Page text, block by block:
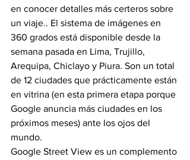
en conocer detalles más certeros sobre
un viaje.. El sistema de imágenes en
360 grados está disponible desde la
semana pasada en Lima, Trujillo,
Arequipa, Chiclayo y Piura. Son un total
de 12 ciudades que prácticamente están
en vitrina (en esta primera etapa porque
Google anuncia más ciudades en los
próximos meses) ante los ojos del
mundo.
Google Street View es un complemento